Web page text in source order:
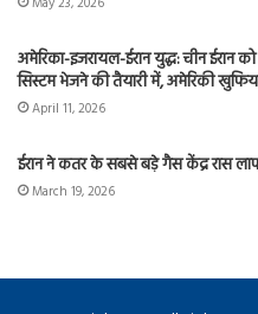
अमेरिका-इजरायल-ईरान युद्ध: चीन ईरान
सिस्टम भेजने की तैयारी में, अमेरिकी खुफिया
April 11, 2026
ईरान ने कतर के सबसे बड़े गैस केंद्र रास
March 19, 2026